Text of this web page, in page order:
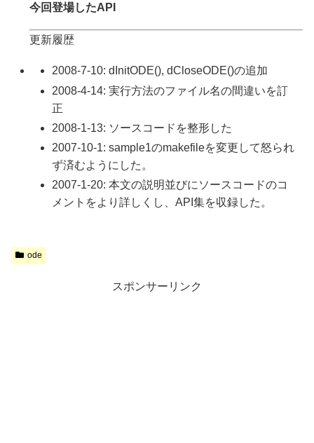
今回登場したAPI
更新履歴
2008-7-10: dInitODE(), dCloseODE()の追加
2008-4-14: 実行方法のファイル名の間違いを訂
正
2008-1-13: ソースコードを整形した
2007-10-1: sample1のmakefileを変更して怒られ
ず済むようにした。
2007-1-20: 本文の説明並びにソースコードのコ
メントをより詳しくし、API集を収録した。
ode
スポンサーリンク